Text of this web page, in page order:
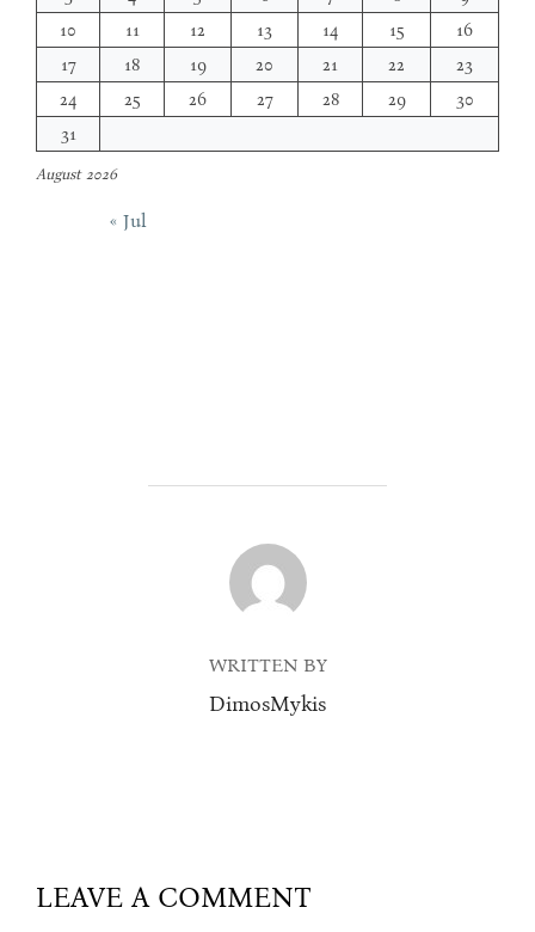
August 2026
10
11 12 13 14 15
16
17
18 19 20 21 22
23
24
25 26 27 28 29
30
31
« Jul
POST AUTHOR
WRITTEN BY
DimosMykis
LEAVE A COMMENT